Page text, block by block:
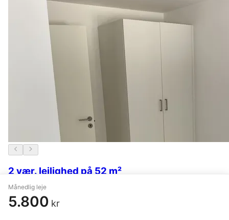
Månedlig leje
5.800 kr
2 vær. lejlighed på 52 m²
Kolding ,Stejlbjergvej
5.797 kr. 16. juli